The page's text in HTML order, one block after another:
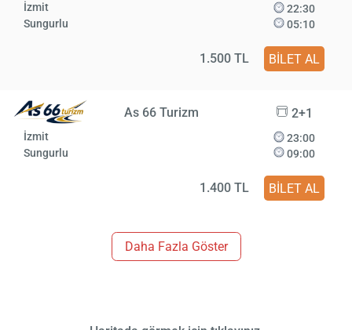
İzmit
Sungurlu
22:30
05:10
1.500 TL BİLET AL
As 66 Turizm 2+1
İzmit
Sungurlu
23:00
09:00
1.400 TL BİLET AL
Daha Fazla Göster